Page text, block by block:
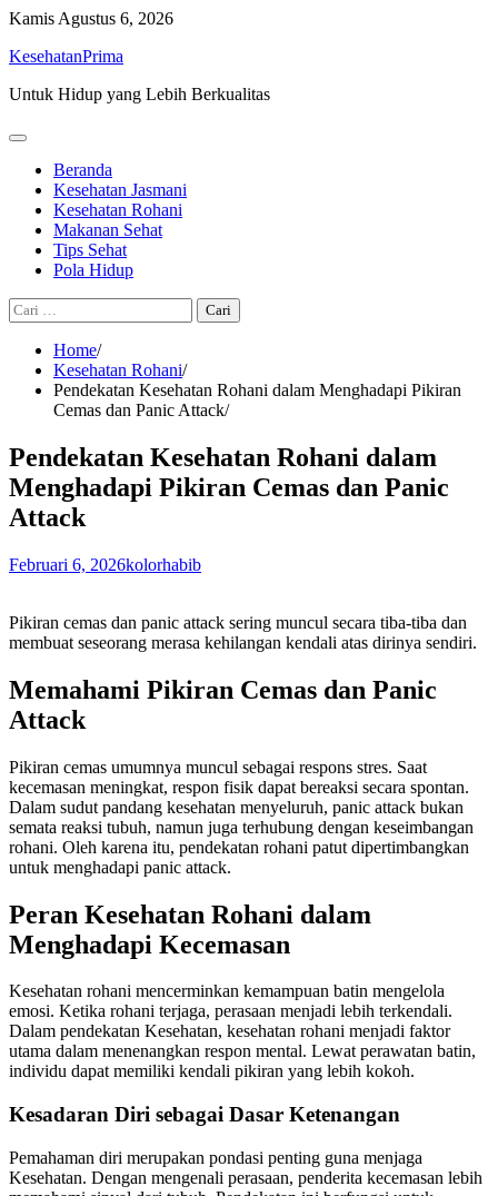
Skip
content
Kamis Agustus 6, 2026
KesehatanPrima
Untuk Hidup yang Lebih Berkualitas
Beranda
Kesehatan Jasmani
Kesehatan Rohani
Makanan Sehat
Tips Sehat
Pola Hidup
Cari
untuk:
Home
Kesehatan Rohani
Pendekatan Kesehatan Rohani dalam Menghadapi Pikiran
Cemas dan Panic Attack
Pendekatan Kesehatan Rohani dalam
Menghadapi Pikiran Cemas dan Panic
Attack
Februari 6, 2026kolorhabib
Pikiran cemas dan panic attack sering muncul secara tiba-tiba dan
membuat seseorang merasa kehilangan kendali atas dirinya sendiri.
Memahami Pikiran Cemas dan Panic
Attack
Pikiran cemas umumnya muncul sebagai respons stres. Saat
kecemasan meningkat, respon fisik dapat bereaksi secara spontan.
Dalam sudut pandang kesehatan menyeluruh, panic attack bukan
semata reaksi tubuh, namun juga terhubung dengan keseimbangan
rohani. Oleh karena itu, pendekatan rohani patut dipertimbangkan
untuk menghadapi panic attack.
Peran Kesehatan Rohani dalam
Menghadapi Kecemasan
Kesehatan rohani mencerminkan kemampuan batin mengelola
emosi. Ketika rohani terjaga, perasaan menjadi lebih terkendali.
Dalam pendekatan Kesehatan, kesehatan rohani menjadi faktor
utama dalam menenangkan respon mental. Lewat perawatan batin,
individu dapat memiliki kendali pikiran yang lebih kokoh.
Kesadaran Diri sebagai Dasar Ketenangan
Pemahaman diri merupakan pondasi penting guna menjaga
Kesehatan. Dengan mengenali perasaan, penderita kecemasan lebih